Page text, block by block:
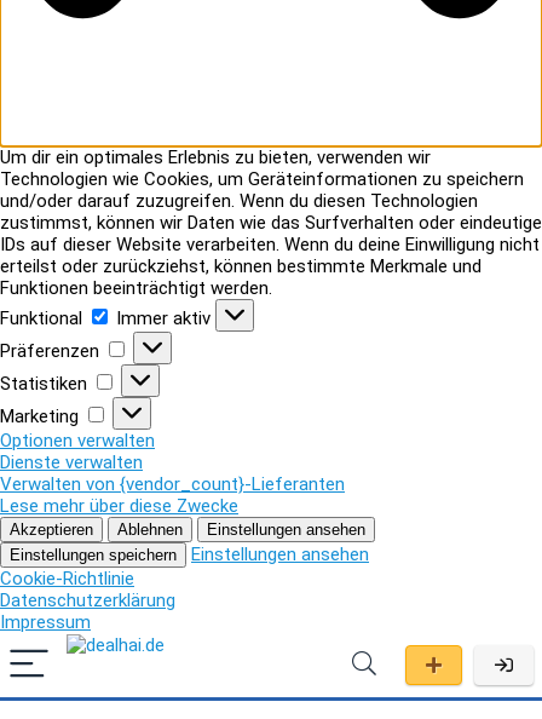
Um dir ein optimales Erlebnis zu bieten, verwenden wir
Technologien wie Cookies, um Geräteinformationen zu speichern
und/oder darauf zuzugreifen. Wenn du diesen Technologien
zustimmst, können wir Daten wie das Surfverhalten oder eindeutige
IDs auf dieser Website verarbeiten. Wenn du deine Einwilligung nicht
erteilst oder zurückziehst, können bestimmte Merkmale und
Funktionen beeinträchtigt werden.
Funktional
Funktional
Immer aktiv
Präferenzen
Präferenzen
Statistiken
Statistiken
Marketing
Marketing
Optionen verwalten
Dienste verwalten
Verwalten von {vendor_count}-Lieferanten
Lese mehr über diese Zwecke
Akzeptieren Ablehnen
Einstellungen ansehen
Einstellungen speichern
Einstellungen ansehen
Cookie-Richtlinie
Datenschutzerklärung
Impressum